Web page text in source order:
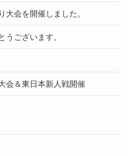
大会を開催しました。
ございます。
会＆東日本新人戦開催